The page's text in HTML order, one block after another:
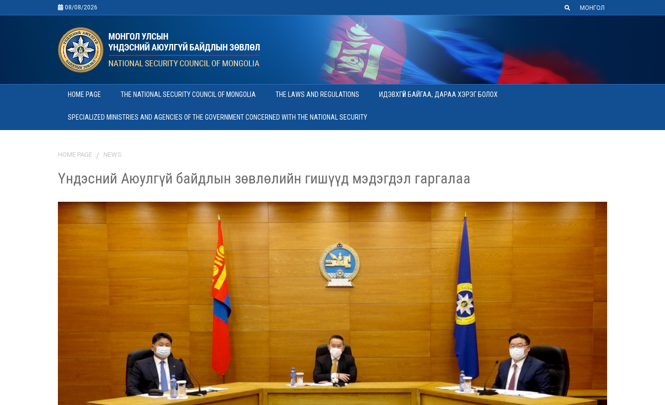
08/08/2026 МОНГОЛ
HOME PAGE THE NATIONAL SECURITY COUNCIL OF MONGOLIA THE LAWS AND REGULATIONS ИДЭВХГҮЙ БАЙГАА, ДАРАА ХЭРЭГ БОЛОХ
SPECIALIZED MINISTRIES AND AGENCIES OF THE GOVERNMENT CONCERNED WITH THE NATIONAL SECURITY
HOME PAGE NEWS
Үндэсний Аюулгүй байдлын зөвлөлийн гишүүд мэдэгдэл гаргалаа